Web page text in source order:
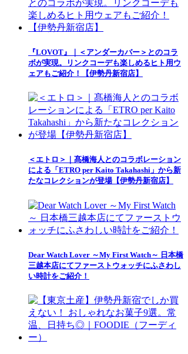
『LOVOT』｜＜アンダーカバー＞とのコラ
ボが実現。リンクコーデも楽しめるヒト用ウ
ェアもご紹介！【伊勢丹新宿店】
＜エトロ＞｜髙橋海人とのコラボレーション
による「ETRO per Kaito Takahashi」から新
たなコレクションが登場【伊勢丹新宿店】
Dear Watch Lover ～My First Watch～ 日本橋
三越本店にてファーストウォッチにふさわし
い時計をご紹介！